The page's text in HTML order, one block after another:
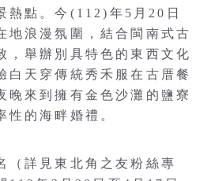
熱點。今(112)年5月20日
地浪漫氛圍，結合閩南式古
，舉辦別具特色的東西文化
白天穿傳統秀禾服在古厝餐
晚來到擁有金色沙灘的鹽寮
性的海畔婚禮。
（詳見東北角之友粉絲專